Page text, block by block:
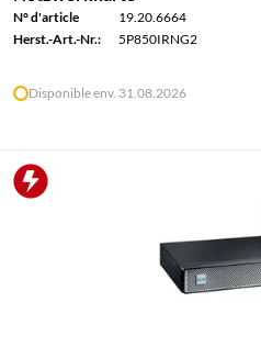
N° d'article
19.20.6664
Herst.-Art.-Nr.:
5P850IRNG2
Disponible env. 31.08.2026